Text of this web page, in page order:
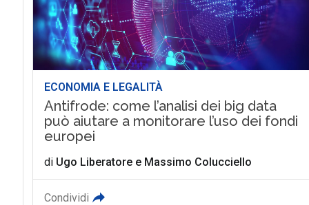
ECONOMIA E LEGALITÀ
Antifrode: come l’analisi dei big data
può aiutare a monitorare l’uso dei fondi
europei
di Ugo Liberatoree Massimo Colucciello
Condividi